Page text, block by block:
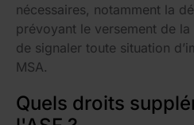
nécessaires, notamment la
prévoyant le versement de
de signaler toute situation
MSA.
Quels droits